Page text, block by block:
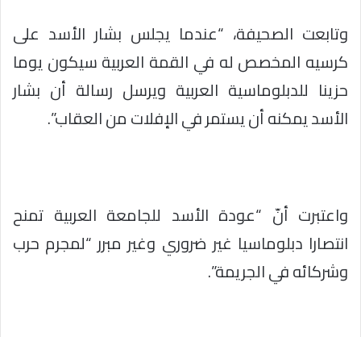
وتابعت الصحيفة، “عندما يجلس بشار الأسد على
كرسيه المخصص له في القمة العربية سيكون يوما
حزينا للدبلوماسية العربية ويرسل رسالة أن بشار
الأسد يمكنه أن يستمر في الإفلات من العقاب”.
واعتبرت أنّ “عودة الأسد للجامعة العربية تمنح
انتصارا دبلوماسيا غير ضروري وغير مبرر “لمجرم حرب
وشركائه في الجريمة”.